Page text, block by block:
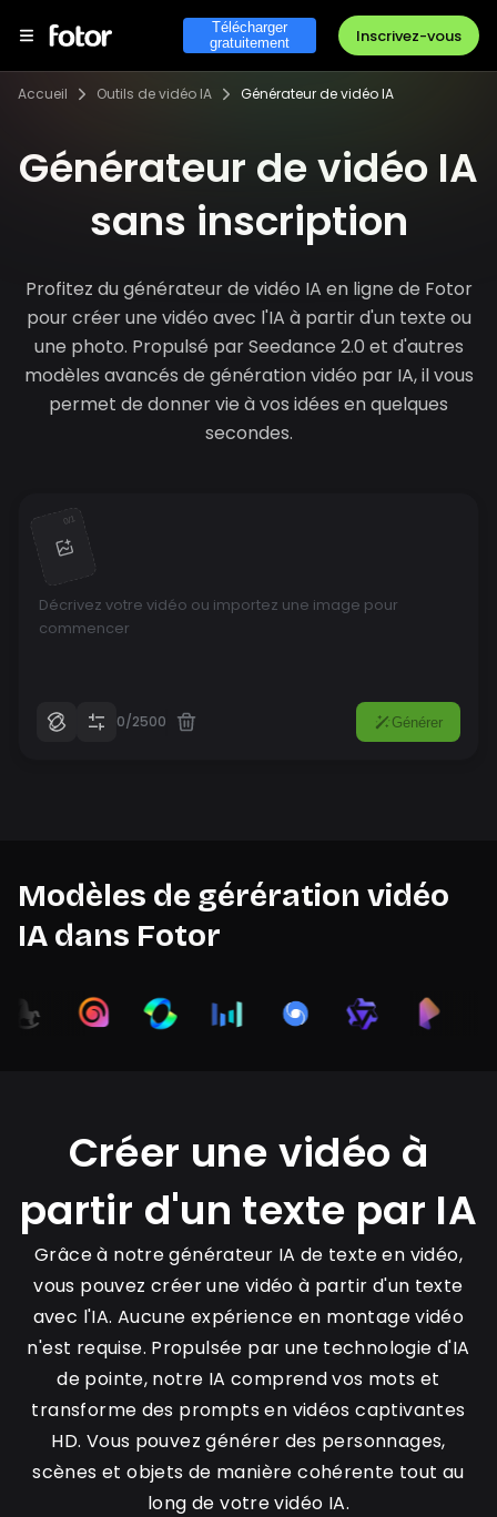
Télécharger
gratuitement
Inscrivez-vous
Accueil Outils de vidéo IA Générateur de vidéo IA
Générateur de vidéo IA
sans inscription
Profitez du générateur de vidéo IA en ligne de Fotor
pour créer une vidéo avec l'IA à partir d'un texte ou
une photo. Propulsé par Seedance 2.0 et d'autres
modèles avancés de génération vidéo par IA, il vous
permet de donner vie à vos idées en quelques
secondes.
0/1
0/2500 Générer
Modèles de gérération vidéo
IA dans Fotor
Créer une vidéo à
partir d'un texte par IA
Grâce à notre générateur IA de texte en vidéo,
vous pouvez créer une vidéo à partir d'un texte
avec l'IA. Aucune expérience en montage vidéo
n'est requise. Propulsée par une technologie d'IA
de pointe, notre IA comprend vos mots et
transforme des prompts en vidéos captivantes
HD. Vous pouvez générer des personnages,
scènes et objets de manière cohérente tout au
long de votre vidéo IA.